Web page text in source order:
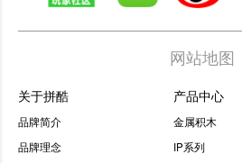
网站地图
关于拼酷
品牌简介
品牌理念
产品中心
金属积木
IP系列